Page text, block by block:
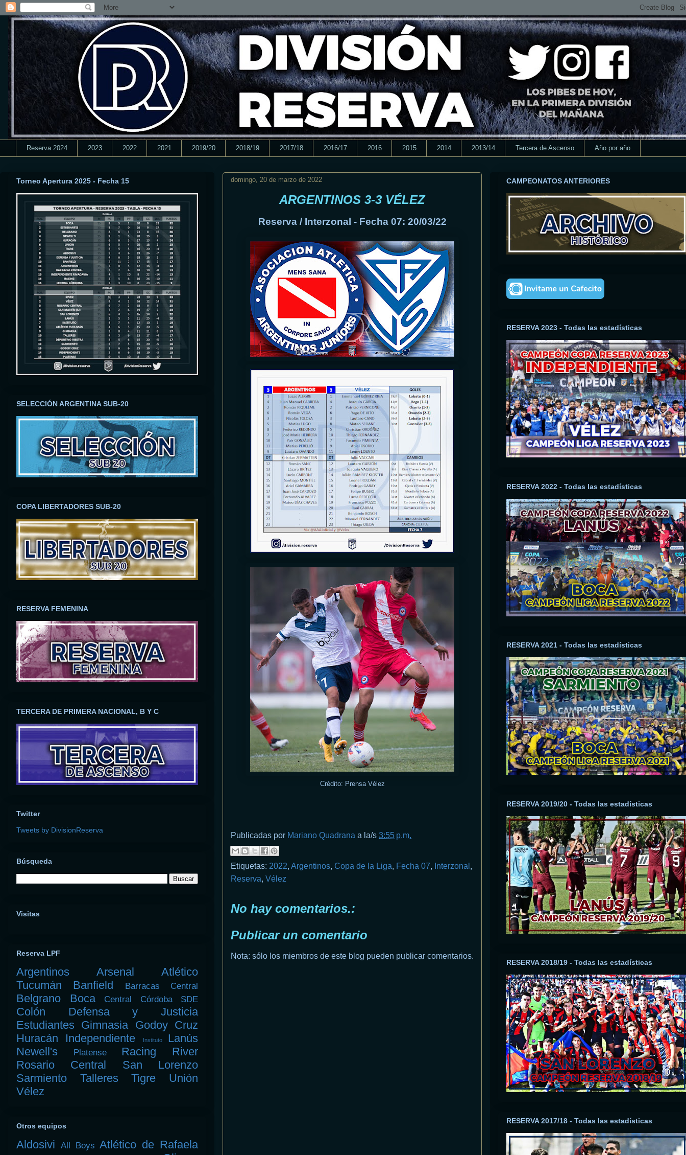
Reserva 2024 2023 2022 2021 2019/20 2018/19 2017/18 2016/17 2016 2015 2014 2013/14 Tercera de Ascenso Año por año
domingo, 20 de marzo de 2022
ARGENTINOS 3-3 VÉLEZ
Reserva / Interzonal - Fecha 07: 20/03/22
Crédito: Prensa Vélez
Publicadas por Mariano Quadrana a la/s 3:55 p.m.
Etiquetas: 2022, Argentinos, Copa de la Liga, Fecha 07, Interzonal ,
Reserva, Vélez
No hay comentarios.:
Publicar un comentario
Nota: sólo los miembros de este blog pueden publicar comentarios.
Torneo Apertura 2025 - Fecha 15
SELECCIÓN ARGENTINA SUB-20
COPA LIBERTADORES SUB-20
RESERVA FEMENINA
TERCERA DE PRIMERA NACIONAL, B Y C
Twitter
Tweets by DivisionReserva
Búsqueda
Visitas
Reserva LPF
Argentinos Arsenal
Atlético
Tucumán
Banfield Barracas Central
Belgrano Boca Central Córdoba SDE
Colón
Defensa y Justicia
Estudiantes Gimnasia Godoy Cruz
Huracán
Independiente Instituto
Lanús
Newell's
Platense Racing
River
Rosario Central
San Lorenzo
Sarmiento
Talleres Tigre
Unión
Vélez
Otros equipos
Aldosivi All Boys Atlético de Rafaela
CAMPEONATOS ANTERIORES
RESERVA 2023 - Todas las estadísticas
RESERVA 2022 - Todas las estadísticas
RESERVA 2021 - Todas las estadísticas
RESERVA 2019/20 - Todas las estadísticas
RESERVA 2018/19 - Todas las estadísticas
RESERVA 2017/18 - Todas las estadísticas